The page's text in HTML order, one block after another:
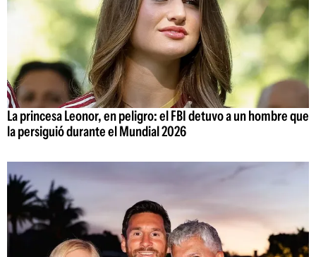
La princesa Leonor, en peligro: el FBI detuvo a un hombre que
la persiguió durante el Mundial 2026